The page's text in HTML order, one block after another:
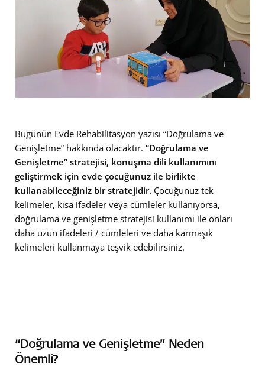
Bugünün Evde Rehabilitasyon yazısı “Doğrulama ve
Genişletme” hakkında olacaktır. “Doğrulama ve
Genişletme” stratejisi, konuşma dili kullanımını
geliştirmek için evde çocuğunuz ile birlikte
kullanabileceğiniz bir stratejidir. Çocuğunuz tek
kelimeler, kısa ifadeler veya cümleler kullanıyorsa,
doğrulama ve genişletme stratejisi kullanımı ile onları
daha uzun ifadeleri / cümleleri ve daha karmaşık
kelimeleri kullanmaya teşvik edebilirsiniz.
“Doğrulama ve Genişletme” Neden
Önemli?